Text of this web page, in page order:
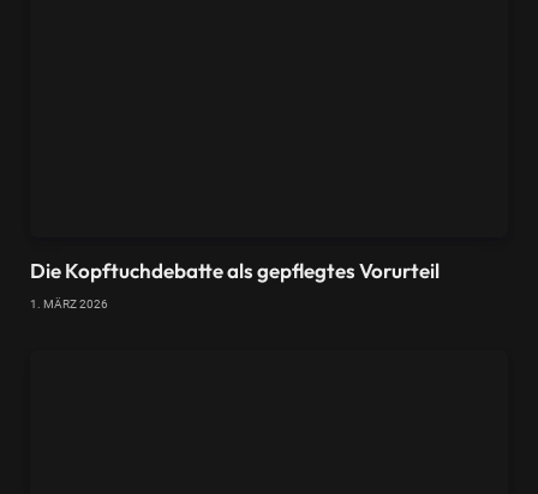
Die Kopftuchdebatte als gepflegtes Vorurteil
1. MÄRZ 2026